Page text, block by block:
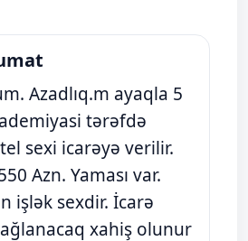
Azadlıq.m ayaqla 5
tərəfdə
sexi icarəyə verilir.
Azn. Yaması var.
işlək sexdir. İcarə
xahiş olunur